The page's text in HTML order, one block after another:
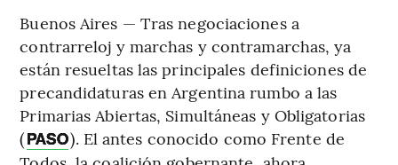
Buenos Aires — Tras negociaciones a
contrarreloj y marchas y contramarchas, ya
están resueltas las principales definiciones de
precandidaturas en Argentina rumbo a las
Primarias Abiertas, Simultáneas y Obligatorias
(PASO). El antes conocido como Frente de